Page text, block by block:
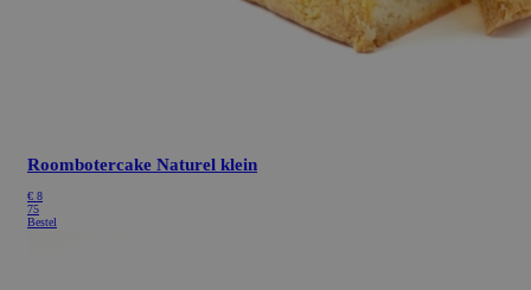
Roombotercake Naturel klein
€ 8
75
Bestel